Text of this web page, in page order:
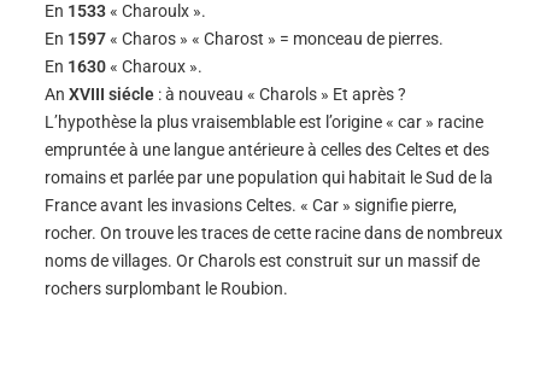
En 1533« Charoulx ».
En 1597« Charos » « Charost » = monceau de pierres.
En 1630« Charoux ».
An XVIII siécle : à nouveau « Charols » Et après ?
L’hypothèse la plus vraisemblable est l’origine « car » racine
empruntée à une langue antérieure à celles des Celtes et des
romains et parlée par une population qui habitait le Sud de la
France avant les invasions Celtes. « Car » signifie pierre,
rocher. On trouve les traces de cette racine dans de nombreux
noms de villages. Or Charols est construit sur un massif de
rochers surplombant le Roubion.